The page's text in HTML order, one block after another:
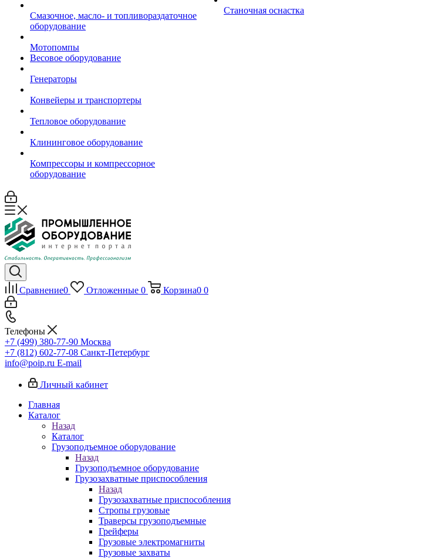
Смазочное, масло- и топливораздаточное
оборудование
Мотопомпы
Весовое оборудование
Генераторы
Конвейеры и транспортеры
Тепловое оборудование
Клининговое оборудование
Компрессоры и компрессорное
оборудование
Станочная оснастка
Сравнение0 Отложенные 0 Корзина0 0
Телефоны
+7 (499) 380-77-90 Москва
+7 (812) 602-77-08 Санкт-Петербург
info@poip.ru E-mail
Личный кабинет
Главная
Каталог
Назад
Каталог
Грузоподъемное оборудование
Назад
Грузоподъемное оборудование
Грузозахватные приспособления
Назад
Грузозахватные приспособления
Стропы грузовые
Траверсы грузоподъемные
Грейферы
Грузовые электромагниты
Грузовые захваты